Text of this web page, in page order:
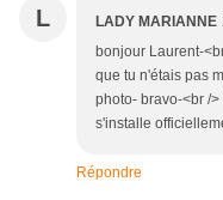
L LADY MARIANNE
bonjour Laurent-
que tu n'étais pas
photo- bravo-<br /
s'installe
Répondre